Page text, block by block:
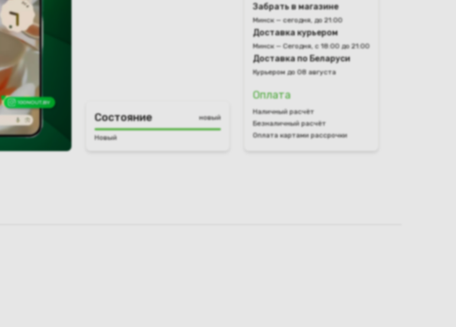
Состояние новый
Новый
Забрать в магазине
Минск — сегодня, до 21:00
Доставка курьером
Минск — Сегодня, с 18:00 до 21:00
Доставка по Беларуси
Курьером до 08 августа
Оплата
Наличный расчёт
Безналичный расчёт
Оплата картами рассрочки